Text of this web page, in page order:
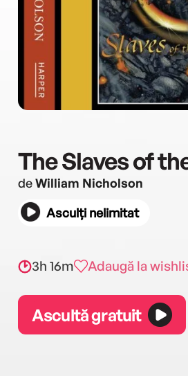
The Slaves of
deWilliam Nicholson
Asculți nelimitat
3h 16m Adaugă la
Ascultă gratuit